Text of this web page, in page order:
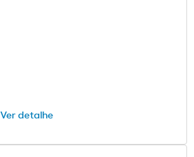
Ver detalhe